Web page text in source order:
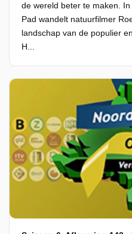
de wereld beter te maken.
Pad wandelt natuurfilmer
landschap van de populier
H...